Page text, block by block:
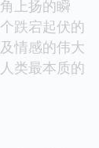
上扬的瞬
跌宕起伏的
情感的伟大
类最本质的